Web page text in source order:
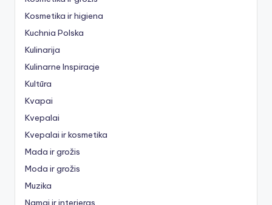
Kosmetika ir higiena
Kuchnia Polska
Kulinarija
Kulinarne Inspiracje
Kultūra
Kvapai
Kvepalai
Kvepalai ir kosmetika
Mada ir grožis
Moda ir grožis
Muzika
Namai ir interjeras